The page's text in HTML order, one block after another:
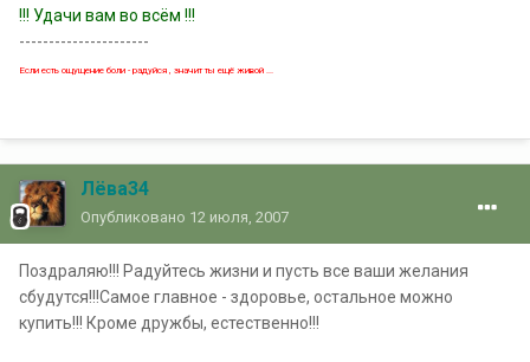
!!! Удачи вам во всём !!!
----------------------
Если есть ощущение боли - радуйся , значит ты ещё живой ...
Лёва34
Опубликовано 12 июля, 2007
Поздраляю!!! Радуйтесь жизни и пусть все ваши желания
сбудутся!!!Самое главное - здоровье, остальное можно
купить!!! Кроме дружбы, естественно!!!